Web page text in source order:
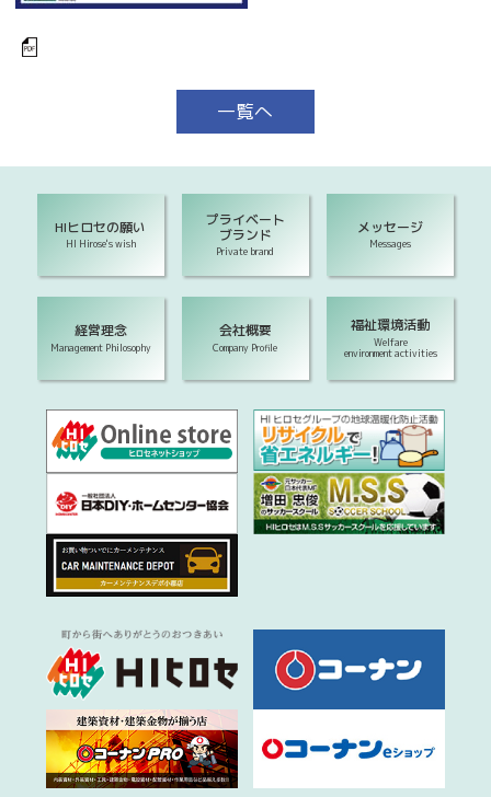
一覧へ
HIヒロセの願い
HI Hirose's wish
プライベート
ブランド
Private brand
メッセージ
Messages
経営理念
Management Philosophy
会社概要
Company Profile
福祉環境活動
Welfare
environment activities